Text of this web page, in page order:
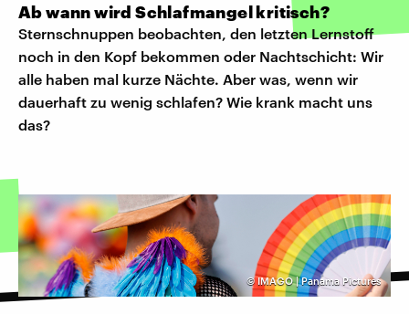
Ab wann wird Schlafmangel kritisch?
Sternschnuppen beobachten, den letzten Lernstoff
noch in den Kopf bekommen oder Nachtschicht: Wir
alle haben mal kurze Nächte. Aber was, wenn wir
dauerhaft zu wenig schlafen? Wie krank macht uns
das?
©IMAGO | Panama Pictures